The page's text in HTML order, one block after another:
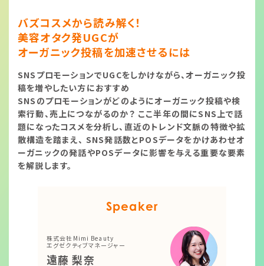
バズコスメから読み解く！
美容オタク発UGCが
オーガニック投稿を加速させるには
SNSプロモーションでUGCをしかけながら、オーガニック投
稿を増やしたい方におすすめ
SNSのプロモーションがどのようにオーガニック投稿や検
索行動、売上につながるのか？ ここ半年の間にSNS上で話
題になったコスメを分析し、直近のトレンド文脈の特徴や拡
散構造を踏まえ、 SNS発話数とPOSデータをかけあわせオ
ーガニックの発話やPOSデータに影響を与える重要な要素
を解説します。
Speaker
株式会社Mimi Beauty
エグゼクティブマネージャー
遠藤 梨奈